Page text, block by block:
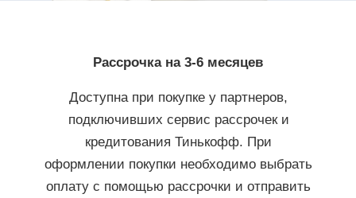
Рассрочка на 3-6 месяцев
Доступна при покупке у партнеров,
подключивших сервис рассрочек и
кредитования Тинькофф. При
оформлении покупки необходимо выбрать
оплату с помощью рассрочки и отправить